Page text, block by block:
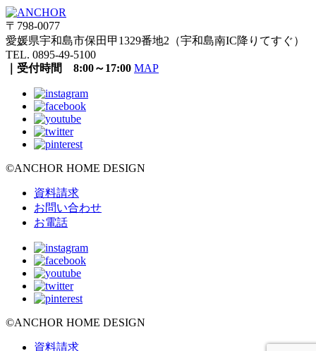
〒798-0077
愛媛県宇和島市保田甲1329番地2（宇和島南IC降りてすぐ）
TEL. 0895-49-5100
｜受付時間 8:00～17:00 MAP
©ANCHOR HOME DESIGN
資料請求
お問い合わせ
お電話
©ANCHOR HOME DESIGN
資料請求